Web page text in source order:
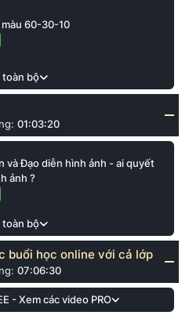
60-30-10
toàn bộ
01:03:20
và Đạo diễn hình ảnh - ai quyết
ảnh ?
toàn bộ
buổi học online với cả lớp
07:06:30
- Xem các video PRO